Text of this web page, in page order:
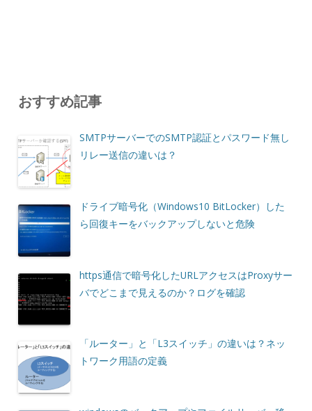
おすすめ記事
SMTPサーバーでのSMTP認証とパスワード無し
リレー送信の違いは？
ドライブ暗号化（Windows10 BitLocker）した
ら回復キーをバックアップしないと危険
https通信で暗号化したURLアクセスはProxyサー
バでどこまで見えるのか？ログを確認
「ルーター」と「L3スイッチ」の違いは？ネッ
トワーク用語の定義